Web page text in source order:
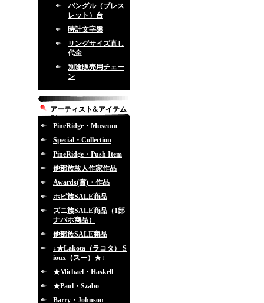
バングル（ブレス
レット）台
時計文字盤
リングサイズ直し
代金
別途販売用チェー
ン
アーティスト&アイテム
別
PineRidge・Museum
Special・Collection
PineRidge・Push Item
他部族故人作家作品
Awards(賞)・作品
ホピ族SALE商品
ズニ族SALE商品（1部
ナバホ商品）
他部族SALE商品
↓★Lakota（ラコタ） S
ioux（スー）★↓
★Michael・Haskell
★Paul・Szabo
Barry・Johnson